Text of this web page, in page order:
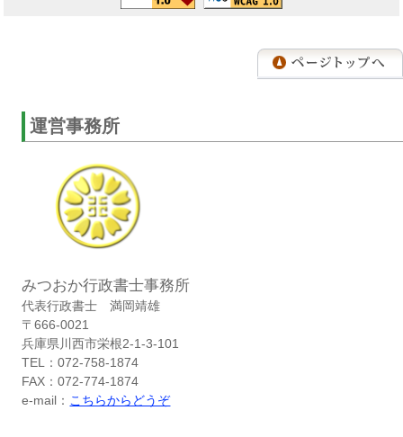
運営事務所
みつおか行政書士事務所
代表行政書士 満岡靖雄
〒666-0021
兵庫県川西市栄根2-1-3-101
TEL：072-758-1874
FAX：072-774-1874
e-mail： こちらからどうぞ